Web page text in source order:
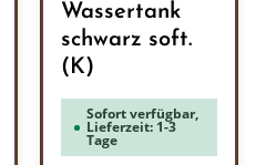
Wassertank
schwarz soft.
(K)
Sofort verfügbar,
Lieferzeit: 1-3
Tage